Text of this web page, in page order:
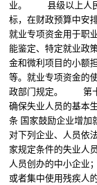
业。 县级以上人民
标，在财政预算中
就业专项资金用于职
能鉴定、特定就业政
金和微利项目的小额
等。就业专项资金的
政部门规定。 第十
确保失业人员的基
条 国家鼓励企业增加
对下列企业、人员
家规定条件的失业
人员创办的中小企
或者集中使用残疾